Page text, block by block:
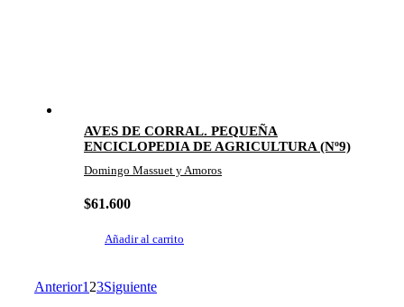
AVES DE CORRAL. PEQUEÑA
ENCICLOPEDIA DE AGRICULTURA (Nº9)
Domingo Massuet y Amoros
$61.600
Añadir al carrito
Anterior1 23Siguiente